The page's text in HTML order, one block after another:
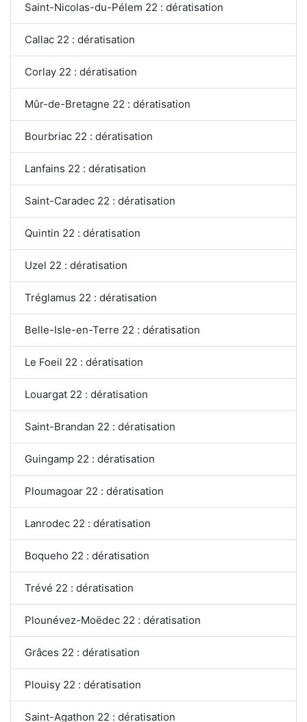
Saint-Nicolas-du-Pélem 22 : dératisation
Callac 22 : dératisation
Corlay 22 : dératisation
Mûr-de-Bretagne 22 : dératisation
Bourbriac 22 : dératisation
Lanfains 22 : dératisation
Saint-Caradec 22 : dératisation
Quintin 22 : dératisation
Uzel 22 : dératisation
Tréglamus 22 : dératisation
Belle-Isle-en-Terre 22 : dératisation
Le Foeil 22 : dératisation
Louargat 22 : dératisation
Saint-Brandan 22 : dératisation
Guingamp 22 : dératisation
Ploumagoar 22 : dératisation
Lanrodec 22 : dératisation
Boqueho 22 : dératisation
Trévé 22 : dératisation
Plounévez-Moëdec 22 : dératisation
Grâces 22 : dératisation
Plouisy 22 : dératisation
Saint-Agathon 22 : dératisation